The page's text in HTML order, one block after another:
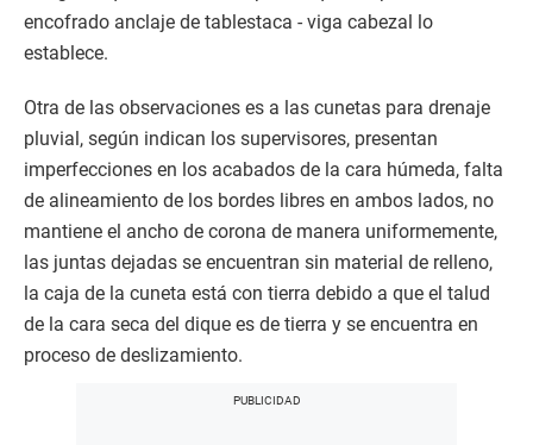
encofrado anclaje de tablestaca - viga cabezal lo
establece.
Otra de las observaciones es a las cunetas para drenaje
pluvial, según indican los supervisores, presentan
imperfecciones en los acabados de la cara húmeda, falta
de alineamiento de los bordes libres en ambos lados, no
mantiene el ancho de corona de manera uniformemente,
las juntas dejadas se encuentran sin material de relleno,
la caja de la cuneta está con tierra debido a que el talud
de la cara seca del dique es de tierra y se encuentra en
proceso de deslizamiento.